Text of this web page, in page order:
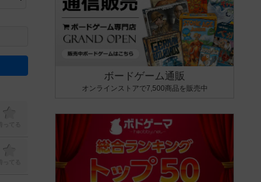
う、中世ファンタジー・クッキング・海賊同士の対決など、ゲームコンセプトを絞
ードゲームに慣れている方向けの絞込機能です。例えば「ダイスロール」はランダ
持ってる
持ってる
ボードゲーム通販
オンラインストアで7,500商品を販売中